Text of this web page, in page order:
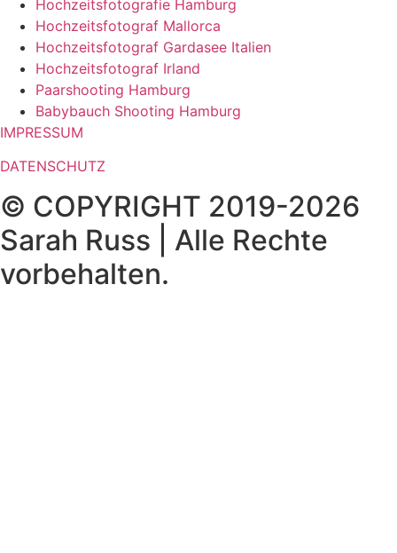
Hochzeitsfotografie Hamburg
Hochzeitsfotograf Mallorca
Hochzeitsfotograf Gardasee Italien
Hochzeitsfotograf Irland
Paarshooting Hamburg
Babybauch Shooting Hamburg
IMPRESSUM
DATENSCHUTZ
© COPYRIGHT 2019-2026
Sarah Russ | Alle Rechte
vorbehalten.